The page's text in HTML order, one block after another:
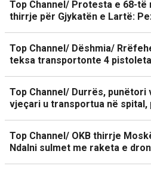
Top Channel/ Protesta e 68-
thirrje për Gjykatën e Lartë:
Top Channel/ Dëshmia/
teksa transportonte 4 pistoleta
Top Channel/ Durrës, punëtori
vjeçari u transportua në spital,
Top Channel/ OKB thirrje
Ndalni sulmet me raketa e